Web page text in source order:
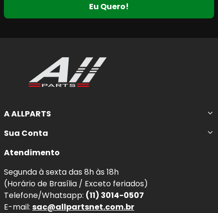
Eu Quero!
A ALLPARTS
Sua Conta
Atendimento
Segunda à sexta das 8h às 18h
(Horário de Brasília / Exceto feriados)
Telefone/Whatsapp: (11) 3014-0507
E-mail: sac@allpartsnet.com.br